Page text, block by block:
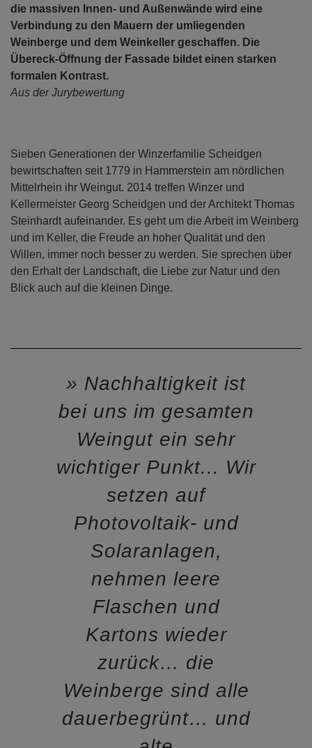
die massiven Innen- und Außenwände wird eine
Verbindung zu den Mauern der umliegenden
Weinberge und dem Weinkeller geschaffen. Die
Übereck-Öffnung der Fassade bildet einen starken
formalen Kontrast.
Aus der Jurybewertung
Sieben Generationen der Winzerfamilie Scheidgen
bewirtschaften seit 1779 in Hammerstein am nördlichen
Mittelrhein ihr Weingut. 2014 treffen Winzer und
Kellermeister Georg Scheidgen und der Architekt Thomas
Steinhardt aufeinander. Es geht um die Arbeit im Weinberg
und im Keller, die Freude an hoher Qualität und den
Willen, immer noch besser zu werden. Sie sprechen über
den Erhalt der Landschaft, die Liebe zur Natur und den
Blick auch auf die kleinen Dinge.
Nachhaltigkeit ist
bei uns im gesamten
Weingut ein sehr
wichtiger Punkt... Wir
setzen auf
Photovoltaik- und
Solaranlagen,
nehmen leere
Flaschen und
Kartons wieder
zurück… die
Weinberge sind alle
dauerbegrünt… und